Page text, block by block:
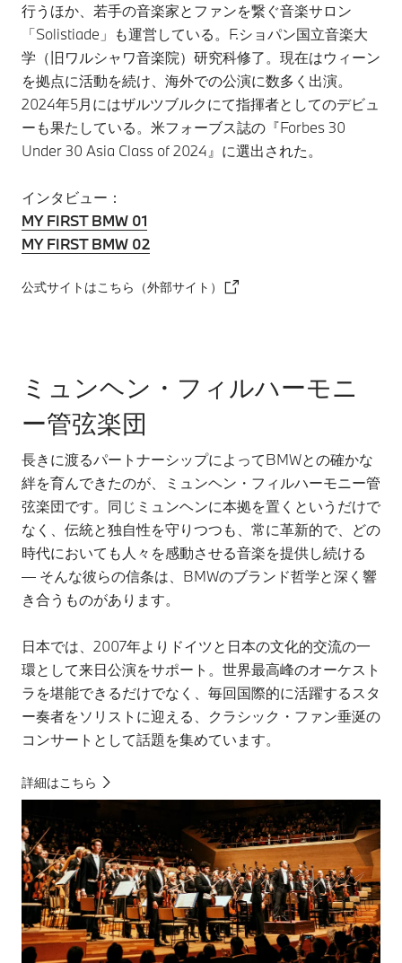
行うほか、若手の音楽家とファンを繋ぐ音楽サロン
「Solistiade」も運営している。F.ショパン国立音楽大
学（旧ワルシャワ音楽院）研究科修了。現在はウィーン
を拠点に活動を続け、海外での公演に数多く出演。
2024年5月にはザルツブルクにて指揮者としてのデビュ
ーも果たしている。米フォーブス誌の『Forbes 30
Under 30 Asia Class of 2024』に選出された。
インタビュー：
MY FIRST BMW 01
MY FIRST BMW 02
公式サイトはこちら（外部サイト）
ミュンヘン・フィルハーモニ
ー管弦楽団
長きに渡るパートナーシップによってBMWとの確かな
絆を育んできたのが、ミュンヘン・フィルハーモニー管
弦楽団です。同じミュンヘンに本拠を置くというだけで
なく、伝統と独自性を守りつつも、常に革新的で、どの
時代においても人々を感動させる音楽を提供し続ける
― そんな彼らの信条は、BMWのブランド哲学と深く響
き合うものがあります。
日本では、2007年よりドイツと日本の文化的交流の一
環として来日公演をサポート。世界最高峰のオーケスト
ラを堪能できるだけでなく、毎回国際的に活躍するスタ
ー奏者をソリストに迎える、クラシック・ファン垂涎の
コンサートとして話題を集めています。
詳細はこちら